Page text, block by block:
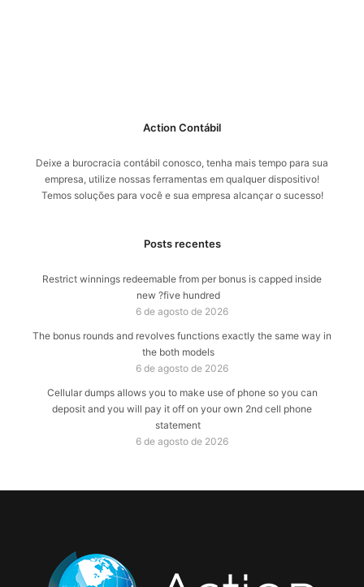
Action Contábil
Deixe a burocracia contábil conosco, tenha mais tempo para sua
empresa, utilize nossas ferramentas em qualquer dispositivo!
Temos soluções para você e sua empresa alcançar o sucesso!
Posts recentes
Restrict winnings redeemable from per bonus is capped inside
new ?five hundred
6 de agosto de 2026
The bonus rounds and revolves functions exactly the same way in
the both models
6 de agosto de 2026
Cellular dumps allows you to make use of phone so you can
deposit and you will pay it off on your own 2nd cell phone
statement
6 de agosto de 2026